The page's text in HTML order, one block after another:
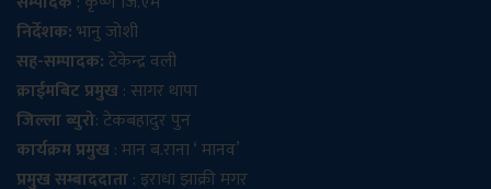
निर्देशक:भानु जोशी
सह-सम्पादक:टेकेन्द्र वली
क्राईमबिट प्रमुख: सागर थापा
जिल्ला ब्युरो: टेकबहादुर पुन
कार्यक्रम प्रमुख: मान ब.राना ‘ मानव’
प्रमुख सम्बाददाता: इराधा झाक्री मगर